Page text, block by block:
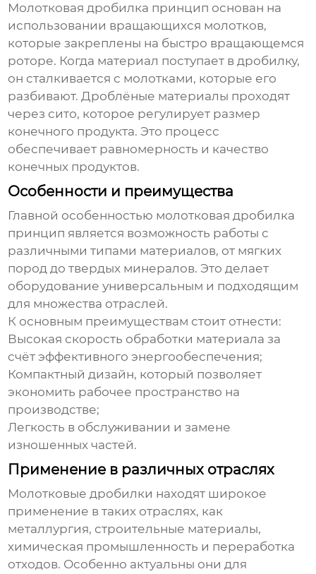
Молотковая дробилка принцип основан на
использовании вращающихся молотков,
которые закреплены на быстро вращающемся
роторе. Когда материал поступает в дробилку,
он сталкивается с молотками, которые его
разбивают. Дроблёные материалы проходят
через сито, которое регулирует размер
конечного продукта. Это процесс
обеспечивает равномерность и качество
конечных продуктов.
Особенности и преимущества
Главной особенностью молотковая дробилка
принцип является возможность работы с
различными типами материалов, от мягких
пород до твердых минералов. Это делает
оборудование универсальным и подходящим
для множества отраслей.
К основным преимуществам стоит отнести:
Высокая скорость обработки материала за
счёт эффективного энергообеспечения;
Компактный дизайн, который позволяет
экономить рабочее пространство на
производстве;
Легкость в обслуживании и замене
изношенных частей.
Применение в различных отраслях
Молотковые дробилки находят широкое
применение в таких отраслях, как
металлургия, строительные материалы,
химическая промышленность и переработка
отходов. Особенно актуальны они для